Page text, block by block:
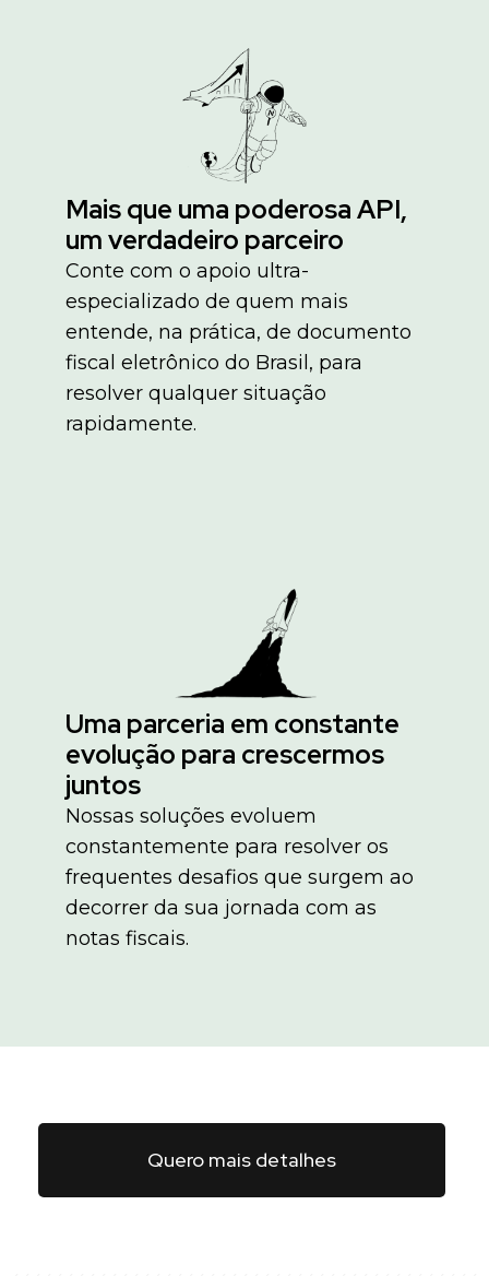
Mais que uma poderosa API,
um verdadeiro parceiro
Conte com o apoio ultra-
especializado de quem mais
entende, na prática, de documento
fiscal eletrônico do Brasil, para
resolver qualquer situação
rapidamente.
Uma parceria em constante
evolução para crescermos
juntos
Nossas soluções evoluem
constantemente para resolver os
frequentes desafios que surgem ao
decorrer da sua jornada com as
notas fiscais.
Quero mais detalhes